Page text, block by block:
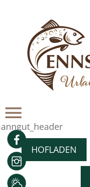
Facebook
Instagram
HOFLADEN